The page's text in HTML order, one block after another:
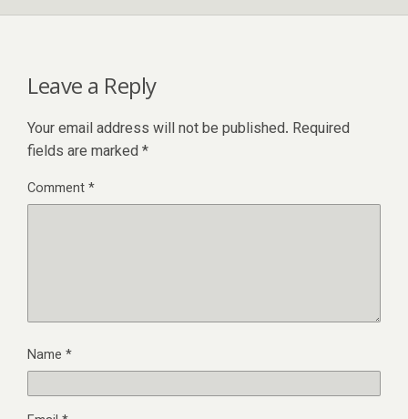
Leave a Reply
Your email address will not be published. Required
fields are marked *
Comment*
Name *